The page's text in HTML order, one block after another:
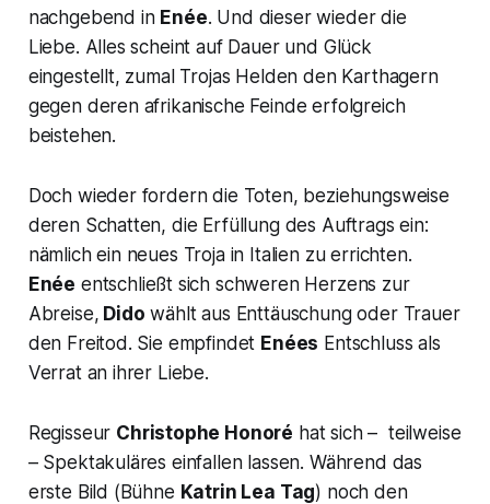
nachgebend in Enée. Und dieser wieder die
Liebe. Alles scheint auf Dauer und Glück
eingestellt, zumal Trojas Helden den Karthagern
gegen deren afrikanische Feinde erfolgreich
beistehen.
Doch wieder fordern die Toten, beziehungsweise
deren Schatten, die Erfüllung des Auftrags ein:
nämlich ein neues Troja in Italien zu errichten.
Enée entschließt sich schweren Herzens zur
Abreise, Dido wählt aus Enttäuschung oder Trauer
den Freitod. Sie empfindet Enées Entschluss als
Verrat an ihrer Liebe.
Regisseur Christophe Honoré hat sich – teilweise
– Spektakuläres einfallen lassen. Während das
erste Bild (Bühne Katrin Lea Tag) noch den